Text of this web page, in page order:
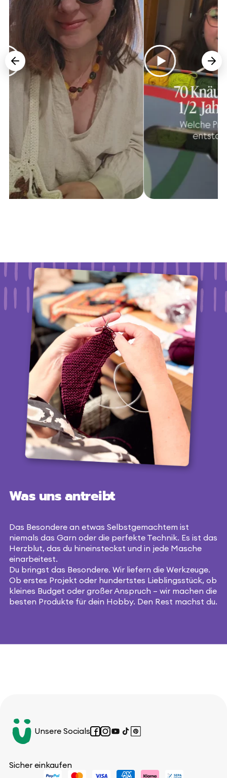
Was uns antreibt
Das Besondere an etwas Selbstgemachtem ist
niemals das Garn oder die perfekte Technik. Es ist das
Herzblut, das du hineinsteckst und in jede Masche
einarbeitest.
Du bringst das Besondere. Wir liefern die Werkzeuge.
Ob erstes Projekt oder hundertstes Lieblingsstück, ob
kleines Budget oder großer Anspruch – wir machen die
besten Produkte für dein Hobby. Den Rest machst du.
Unsere SocialsFacebook
Instagram
YouTube
TikTokPinterest
Sicher einkaufen